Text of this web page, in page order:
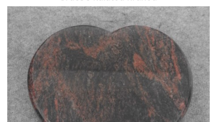
© 2026 eStránky.cz | RSS